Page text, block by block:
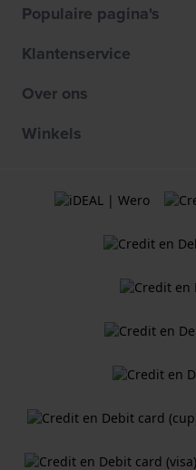
Populaire pagina's
Klantenservice
Over ons
Winkels